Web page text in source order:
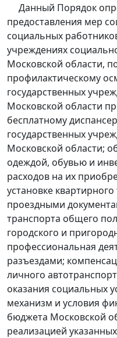
Данный Порядок
предоставления мер
социальных
учреждениях
Московской области,
профилактическому
государственных
Московской области
бесплатному
государственных
Московской области;
одеждой, обувью и
расходов на их
установке
проездными
транспорта общего
городского и
профессиональная
разъездами;
личного
оказания социальных
механизм и условия
бюджета Московской
реализацией